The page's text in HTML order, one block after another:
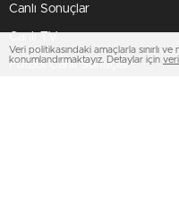
Canlı Sonuçlar
Futbol Canlı Sonuçlar
Veri politikasındaki amaçlarla sınırlı
konumlandırmaktayız. Detaylar için veri